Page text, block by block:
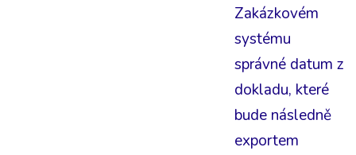
Zakázkovém
systému
správné datum z
dokladu, které
bude následně
exportem